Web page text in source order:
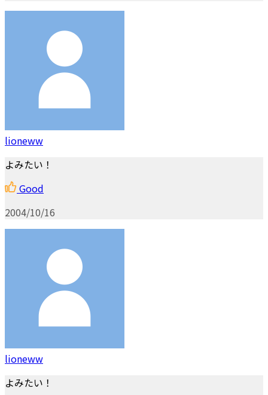
lioneww
よみたい！
Good
2004/10/16
lioneww
よみたい！